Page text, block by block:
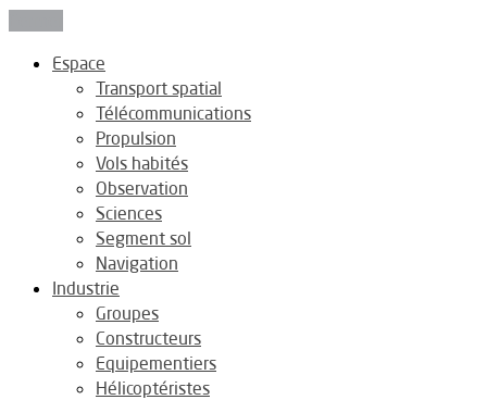
Espace
Transport spatial
Télécommunications
Propulsion
Vols habités
Observation
Sciences
Segment sol
Navigation
Industrie
Groupes
Constructeurs
Equipementiers
Hélicoptéristes